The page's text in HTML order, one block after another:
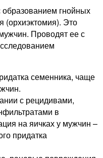
гнойных
(орхиэктомия). Это
Проводят ее с
семенника, чаще
с рецидивами,
в
на яичках у мужчин –
придатка